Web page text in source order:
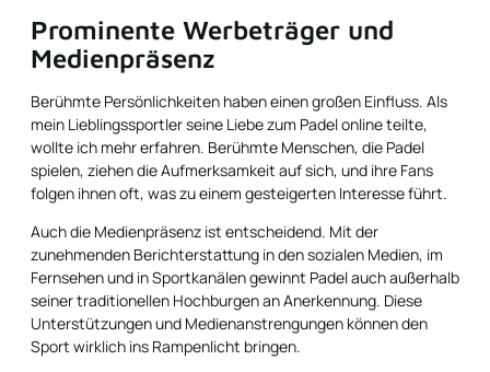
Prominente Werbeträger und
Medienpräsenz
Berühmte Persönlichkeiten haben einen großen Einfluss. Als
mein Lieblingssportler seine Liebe zum Padel online teilte,
wollte ich mehr erfahren. Berühmte Menschen, die Padel
spielen, ziehen die Aufmerksamkeit auf sich, und ihre Fans
folgen ihnen oft, was zu einem gesteigerten Interesse führt.
Auch die Medienpräsenz ist entscheidend. Mit der
zunehmenden Berichterstattung in den sozialen Medien, im
Fernsehen und in Sportkanälen gewinnt Padel auch außerhalb
seiner traditionellen Hochburgen an Anerkennung. Diese
Unterstützungen und Medienanstrengungen können den
Sport wirklich ins Rampenlicht bringen.